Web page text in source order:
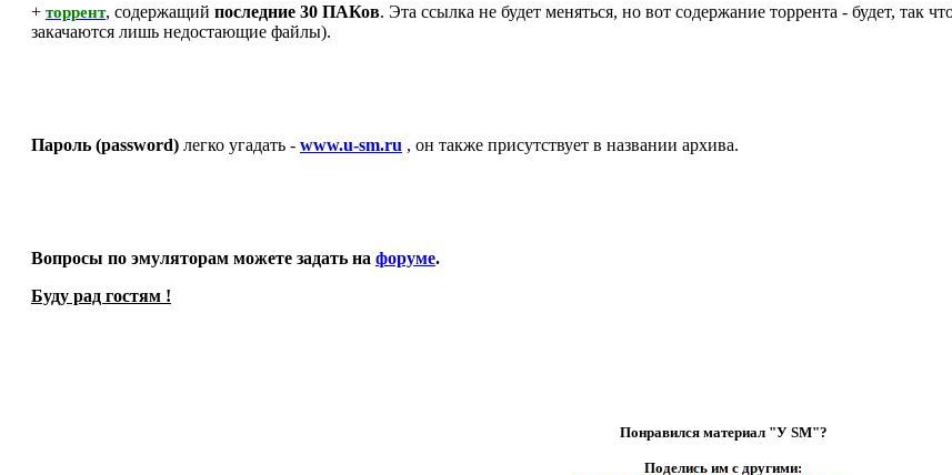
+ торрент, содержащий последние 30 ПАКов. Эта ссылка не будет меняться, но вот содержание торрента - будет, так
закачаются лишь недостающие файлы).
Пароль (password)легко угадать - www.u-sm.ru , он также присутствует в названии архива.
Вопросы по эмуляторам можете задать на форуме.
Буду рад гостям !
Понравился материал "У SM"?
Поделись им с другими: